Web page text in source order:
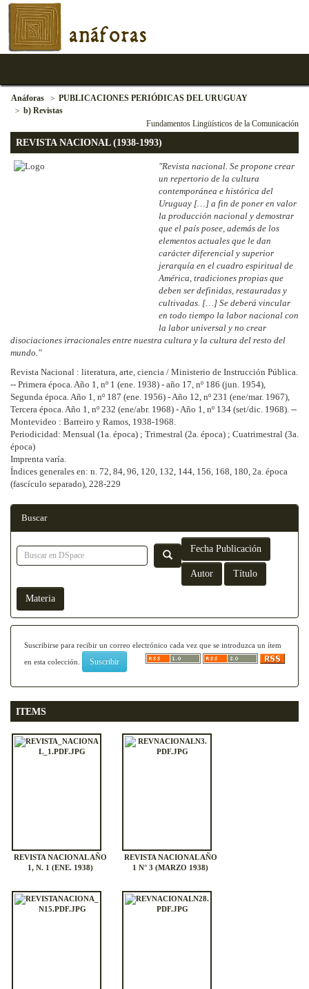
anáforas
Anáforas
PUBLICACIONES PERIÓDICAS DEL URUGUAY
b) Revistas
Fundamentos Lingüísticos de la Comunicación
REVISTA NACIONAL (1938-1993)
"Revista nacional. Se propone crear
un repertorio de la cultura
contemporánea e histórica del
Uruguay […] a fin de poner en valor
la producción nacional y demostrar
que el país posee, además de los
elementos actuales que le dan
carácter diferencial y superior
jerarquía en el cuadro espiritual de
América, tradiciones propias que
deben ser definidas, restauradas y
cultivadas. […] Se deberá vincular
en todo tiempo la labor nacional con
la labor universal y no crear
disociaciones irracionales entre nuestra cultura y la cultura del resto del
mundo."
Revista Nacional : literatura, arte, ciencia / Ministerio de Instrucción Pública.
-- Primera época. Año 1, nº 1 (ene. 1938) - año 17, nº 186 (jun. 1954),
Segunda época. Año 1, nº 187 (ene. 1956) - Año 12, nº 231 (ene/mar. 1967),
Tercera época. Año 1, nº 232 (ene/abr. 1968) - Año 1, nº 134 (set/dic. 1968). --
Montevideo : Barreiro y Ramos, 1938-1968.
Periodicidad: Mensual (1a. época) ; Trimestral (2a. época) ; Cuatrimestral (3a.
época)
Imprenta varía.
Índices generales en: n. 72, 84, 96, 120, 132, 144, 156, 168, 180, 2a. época
(fascículo separado), 228-229
Buscar
Suscribirse para recibir un correo electrónico cada vez que se introduzca un ítem
en esta colección.
ITEMS
REVISTA NACIONAL AÑO
1, N. 1 (ENE. 1938)
REVISTA NACIONAL AÑO
1 N° 3 (MARZO 1938)